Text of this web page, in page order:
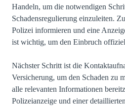
Handeln, um die notwendigen
Schadensregulierung einzuleiten.
Polizei informieren und eine
ist wichtig, um den Einbruch
Nächster Schritt ist die
Versicherung, um den Schaden zu
alle relevanten Informationen
Polizeianzeige und einer